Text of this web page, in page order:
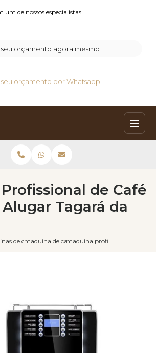
de nossos especialistas!
seu orçamento agora mesmo
seu orçamento por Whatsapp
de cafe expresso
maquina de cafe automatica moedas
maquina profissional de cafe
de Café
Tagará da